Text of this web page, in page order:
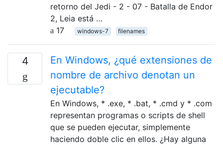
retorno del Jedi - 2 - 07 - Batalla de Endor
2, Leia está …
17
windows-7 filenames
4
En Windows, ¿qué extensiones de
nombre de archivo denotan un
ejecutable?
En Windows, * .exe, * .bat, * .cmd y * .com
representan programas o scripts de shell
que se pueden ejecutar, simplemente
haciendo doble clic en ellos. ¿Hay alguna